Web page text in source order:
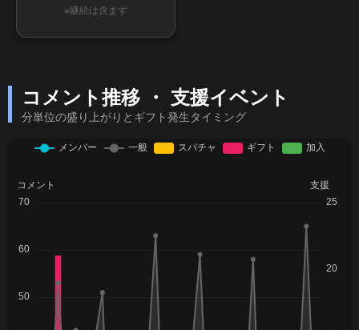
※継続は含まず
コメント推移 ・ 支援イベント
分単位の盛り上がりとギフト発生タイミング